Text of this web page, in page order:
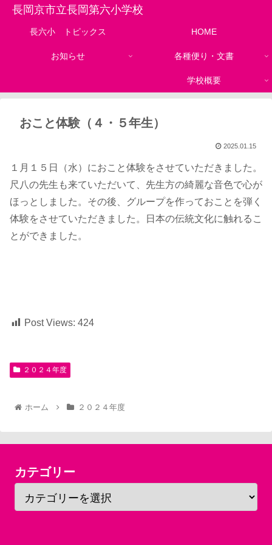
長岡京市立長岡第六小学校
長六小 トピックス HOME
お知らせ 各種便り・文書
学校概要
おこと体験（４・５年生）
2025.01.15
１月１５日（水）におこと体験をさせていただきました。
尺八の先生も来ていただいて、先生方の綺麗な音色で心が
ほっとしました。その後、グループを作っておことを弾く
体験をさせていただきました。日本の伝統文化に触れるこ
とができました。
Post Views: 424
２０２４年度
ホーム ２０２４年度
カテゴリー